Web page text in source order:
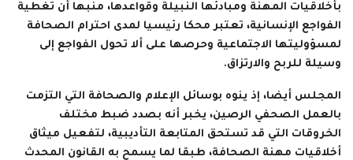
بأخلاقيات المهنة ومبادئها النبيلة وقواعدها، منبها أن تغطية
الفواجع الإنسانية، تعتبر محكا رئيسيا لمدى احترام الصحافة
لمسؤوليتها الاجتماعية وحرصها على ألا تحول الفواجع إلى
وسيلة للربح والارتزاق.
المجلس أيضا، إذ ينوه بوسائل الإعلام والصحافة التي التزمت
بالعمل الصحفي الرصين، يخبر أنه بصدد ضبط مختلف
الخروقات التي قد تستحق المتابعة التأديبية، لتفعيل ميثاق
أخلاقيات مهنة الصحافة، طبقا لما يسمح به القانون المحدث